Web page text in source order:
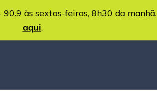
às sextas-feiras, 8h30 da manhã.
aqui.